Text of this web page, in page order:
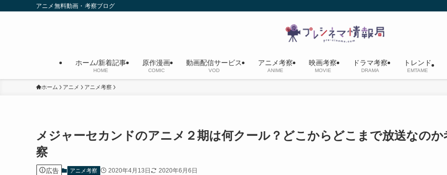
アニメ無料動画・考察ブログ
ホーム/新着記事
HOME
原作漫画
COMIC
動画配信サービス
VOD
アニメ考察
ANIME
映画考察
MOVIE
ドラマ考察
DRAMA
トレンド
EMTAME
ホーム アニメ アニメ考察
メジャーセカンドのアニメ２期は何クール？どこからどこまで放送なのか
察
広告 アニメ考察 2020年4月13日 2020年6月6日